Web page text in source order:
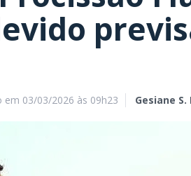
em 03/03/2026 às 09h23 Gesiane